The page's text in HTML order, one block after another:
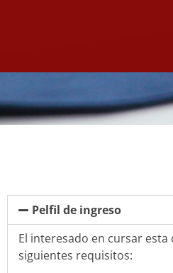
Pelfil de ingreso
El interesado en cursar
siguientes requisitos: